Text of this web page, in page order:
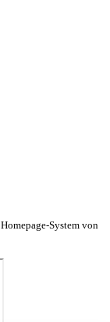
Homepage-System von